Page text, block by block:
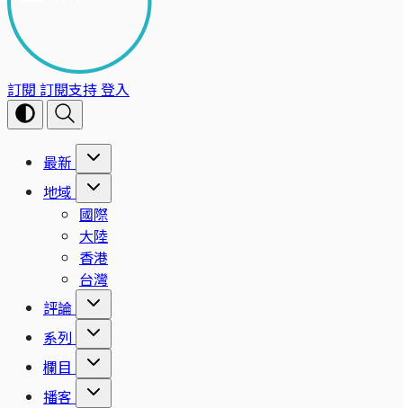
訂閱 訂閱支持登入
最新
地域
國際
大陸
香港
台灣
評論
系列
欄目
播客